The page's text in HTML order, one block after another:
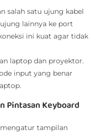
salah satu ujung kabel
lainnya ke port
ini kuat agar tidak
laptop dan proyektor.
input yang benar
Pintasan Keyboard
tampilan